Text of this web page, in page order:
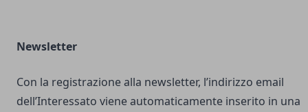
Newsletter
Con la registrazione alla newsletter, l’indirizzo email
dell’Interessato viene automaticamente inserito in una